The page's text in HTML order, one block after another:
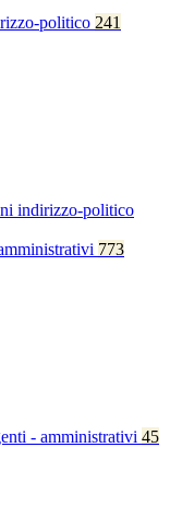
politico 241
indirizzo-politico
773
- amministrativi 45